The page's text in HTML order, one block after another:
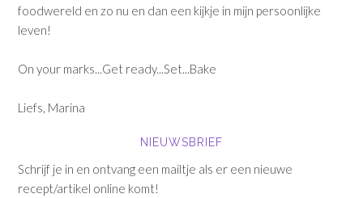
foodwereld en zo nu en dan een kijkje in mijn persoonlijke
leven!
On your marks...Get ready...Set...Bake
Liefs, Marina
NIEUWSBRIEF
Schrijf je in en ontvang een mailtje als er een nieuwe
recept/artikel online komt!